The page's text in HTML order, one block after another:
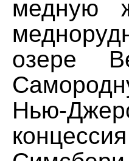
медную
озере
Нью-